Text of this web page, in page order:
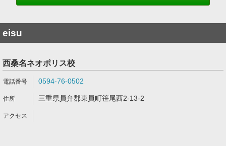
eisu
西桑名ネオポリス校
0594-76-0502
三重県員弁郡東員町笹尾西2-13-2